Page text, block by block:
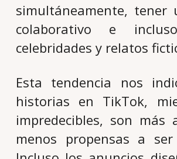
simultáneamente, tener
colaborativo e
celebridades y relatos
Esta tendencia nos
historias en TikTok,
impredecibles, son más
menos propensas a